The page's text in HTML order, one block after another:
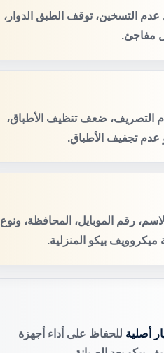
التسخين، توقف الطبق الدوار،
مفاجئ.
التصريف، ضعف تنظيف الأطباق،
عدم تجفيف الأطباق.
رقم الموبايل، المحافظة، ونوع
بيكو المنزلية.
أصلية للحفاظ على أداء أجهزة